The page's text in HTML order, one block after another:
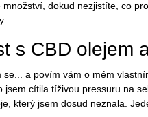
dokud nezjistíte, co
s CBD olejem
a povím vám o mém
jsem cítila tíživou pressuru na
který jsem dosud neznala.